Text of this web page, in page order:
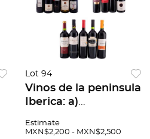
Lot 94
Vinos de la peninsula
Iberica: a)
Orben. 2006. Rioja. c)
Estimate
MXN$2,200 - MXN$2,500